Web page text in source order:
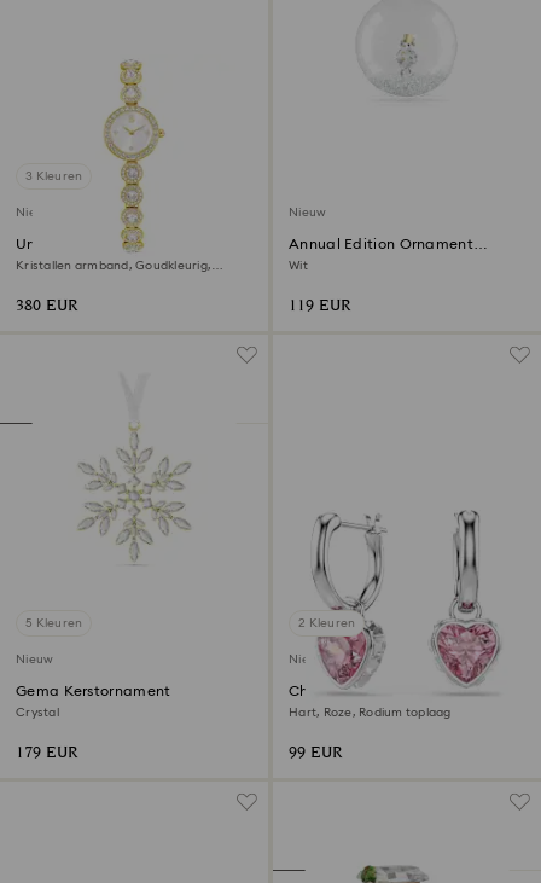
3 Kleuren
Nieuw
Una Angelic horloge
Kristallen armband, Goudkleurig,
380 EUR
Nieuw
Annual Edition Ornament
Kerstbal 2026
Wit
119 EUR
5 Kleuren
Nieuw
Gema Kerstornament
Crystal
179 EUR
2 Kleuren
Nieuw
Chroma Oorhangers
Hart, Roze, Rodium toplaag
99 EUR